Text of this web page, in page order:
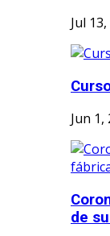
Jul
Jun 1,
de